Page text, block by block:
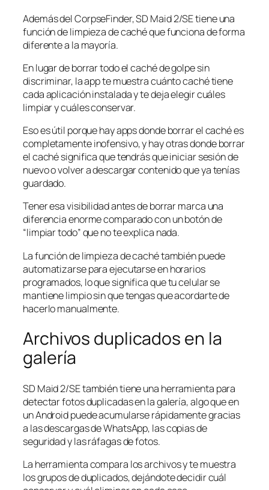
Además del CorpseFinder, SD Maid 2/SE tiene una
función de limpieza de caché que funciona de forma
diferente a la mayoría.
En lugar de borrar todo el caché de golpe sin
discriminar, la app te muestra cuánto caché tiene
cada aplicación instalada y te deja elegir cuáles
limpiar y cuáles conservar.
Eso es útil porque hay apps donde borrar el caché es
completamente inofensivo, y hay otras donde borrar
el caché significa que tendrás que iniciar sesión de
nuevo o volver a descargar contenido que ya tenías
guardado.
Tener esa visibilidad antes de borrar marca una
diferencia enorme comparado con un botón de
“limpiar todo” que no te explica nada.
La función de limpieza de caché también puede
automatizarse para ejecutarse en horarios
programados, lo que significa que tu celular se
mantiene limpio sin que tengas que acordarte de
hacerlo manualmente.
Archivos duplicados en la
galería
SD Maid 2/SE también tiene una herramienta para
detectar fotos duplicadas en la galería, algo que en
un Android puede acumularse rápidamente gracias
a las descargas de WhatsApp, las copias de
seguridad y las ráfagas de fotos.
La herramienta compara los archivos y te muestra
los grupos de duplicados, dejándote decidir cuál